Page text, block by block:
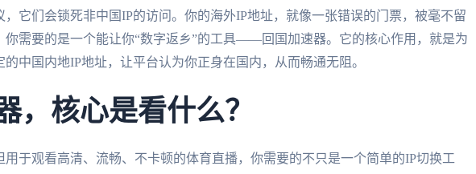
它们会锁死非中国IP的访问。你的海外IP地址，就像一张错误的门票，被毫不留
你需要的是一个能让你“数字返乡”的工具——回国加速器。它的核心作用，就是为
中国内地IP地址，让平台认为你正身在国内，从而畅通无阻。
，核心是看什么？
用于观看高清、流畅、不卡顿的体育直播，你需要的不只是一个简单的IP切换工